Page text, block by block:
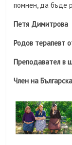
помнен, да бъде
Петя Димитрова
Родов терапевт
Преподавател в
Член на